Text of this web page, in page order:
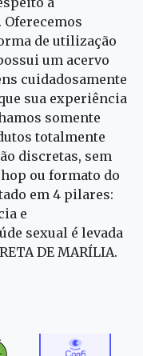
de utilização
um acervo
cuidadosamente
sua experiência
somente
totalmente
discretas, sem
ou formato do
em 4 pilares:
e
sexual é levada
DE MARÍLIA.